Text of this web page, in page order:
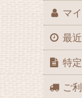
マ
最
特
ご